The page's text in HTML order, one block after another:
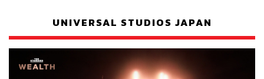
UNIVERSAL STUDIOS JAPAN